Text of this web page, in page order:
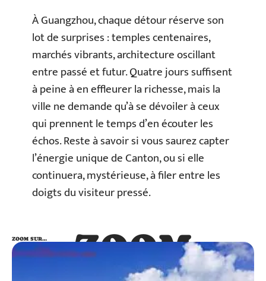
À Guangzhou, chaque détour réserve son
lot de surprises : temples centenaires,
marchés vibrants, architecture oscillant
entre passé et futur. Quatre jours suffisent
à peine à en effleurer la richesse, mais la
ville ne demande qu’à se dévoiler à ceux
qui prennent le temps d’en écouter les
échos. Reste à savoir si vous saurez capter
l’énergie unique de Canton, ou si elle
continuera, mystérieuse, à filer entre les
doigts du visiteur pressé.
ZOOM
SUR…
ZOOM SUR…